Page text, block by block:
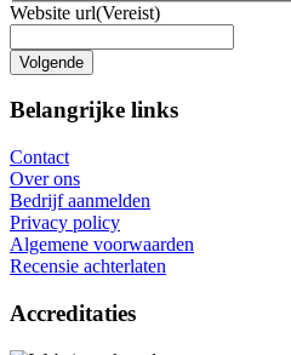
Website url(Vereist)
Belangrijke links
Contact
Over ons
Bedrijf aanmelden
Privacy policy
Algemene voorwaarden
Recensie achterlaten
Accreditaties